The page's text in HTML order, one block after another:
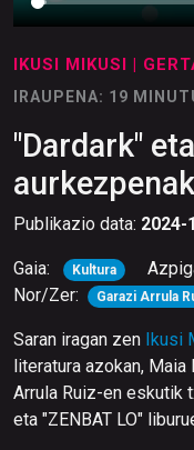
IKUSI MIKUSI |
IRAUPENA: 19
"Dardark"
aurkezpenak
Publikazio data: 2024-
Gaia: Kultura
Nor/Zer: Garazi Arrula
Saran iragan zen Ikusi
literatura azokan,
Arrula Ruiz-en eskutik
eta "ZENBAT LO"